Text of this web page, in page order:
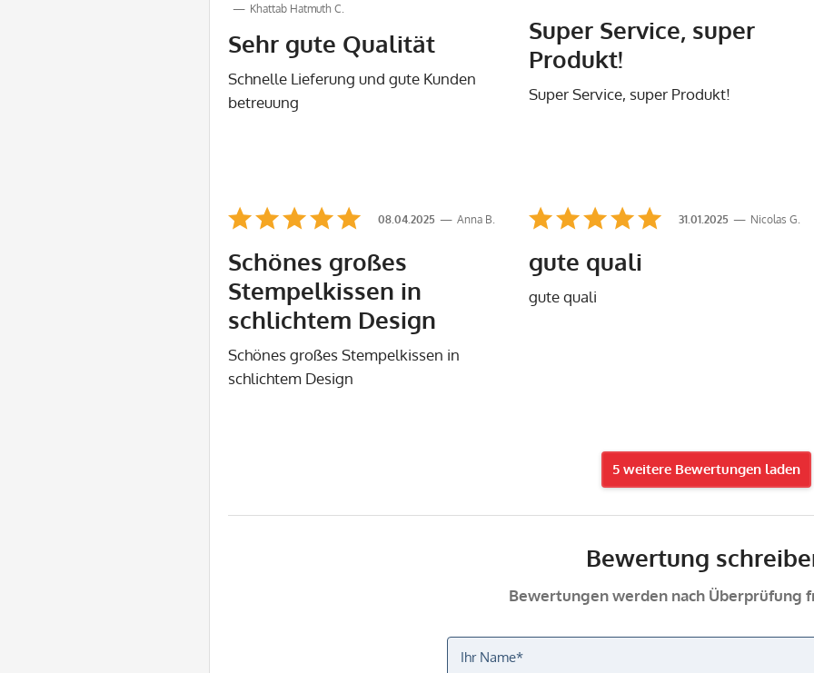
Khattab Hatmuth C.
Sehr gute Qualität
Schnelle Lieferung und gute Kunden
betreuung
Super Service, super
Produkt!
Super Service, super Produkt!
Anna B.
08.04.2025
Schönes großes
Stempelkissen in
schlichtem Design
Schönes großes Stempelkissen in
schlichtem Design
Nicolas G.
31.01.2025
gute quali
gute quali
5 weitere Bewertungen laden
Bewertung
Bewertungen werden nach Überprüfung